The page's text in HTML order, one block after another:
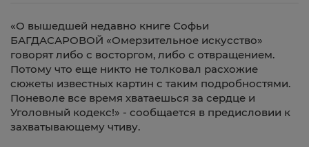
«О вышедшей недавно книге Софьи
БАГДАСАРОВОЙ «Омерзительное искусство»
говорят либо с восторгом, либо с отвращением.
Потому что еще никто не толковал расхожие
сюжеты известных картин с таким подробностями.
Поневоле все время хватаешься за сердце и
Уголовный кодекс!» - сообщается в предисловии к
захватывающему чтиву.